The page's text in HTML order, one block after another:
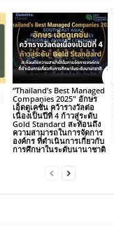
“Thailand’s Best Managed
Companies 2025″ อักษร
เอ็ดดูเคชั่น คว้ารางวัลต่อ
เนื่องเป็นปีที่ 4 ก้าวสู่ระดับ
Gold Standard สะท้อนถึง
ความสามารถในการจัดการ
องค์กร ที่ดำเนินการเกี่ยวกับ
การศึกษาในระดับนานาชาติ